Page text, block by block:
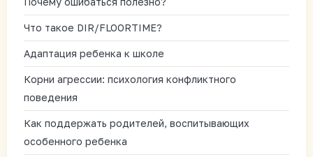
Что такое DIR/FLOORTIME?
Адаптация ребенка к школе
Корни агрессии: психология конфликтного
поведения
Как поддержать родителей, воспитывающих
особенного ребенка